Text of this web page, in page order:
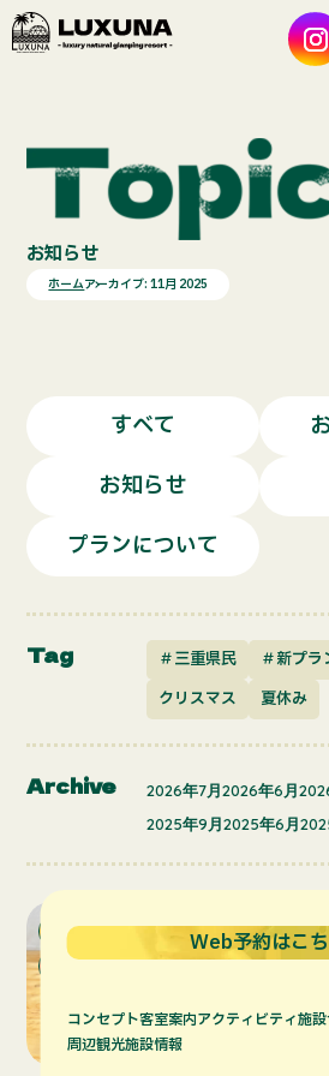
お知らせ
ホームアーカイブ: 11月 2025
すべて
お知らせ
プランについて
Tag ＃三重県民 ＃新プラ
クリスマス
夏休み
Archive 2026年7月2026年6月
2025年9月2025年6月
2025.11.27
おすすめ情報
プランについて
Web予約はこ
コンセプト客室案内アクティビティ施
周辺観光施設情報